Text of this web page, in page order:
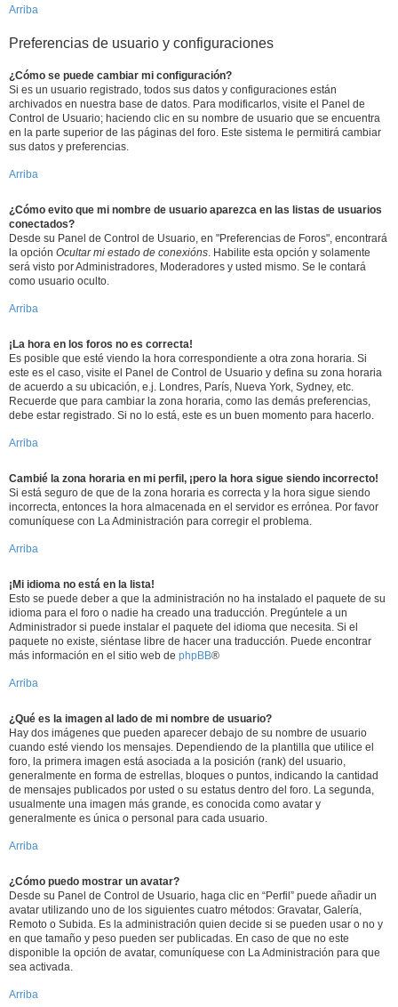
Arriba
Preferencias de usuario y configuraciones
¿Cómo se puede cambiar mi configuración?
Si es un usuario registrado, todos sus datos y configuraciones están
archivados en nuestra base de datos. Para modificarlos, visite el Panel de
Control de Usuario; haciendo clic en su nombre de usuario que se encuentra
en la parte superior de las páginas del foro. Este sistema le permitirá cambiar
sus datos y preferencias.
Arriba
¿Cómo evito que mi nombre de usuario aparezca en las listas de usuarios
conectados?
Desde su Panel de Control de Usuario, en "Preferencias de Foros", encontrará
la opción Ocultar mi estado de conexións. Habilite esta opción y solamente
será visto por Administradores, Moderadores y usted mismo. Se le contará
como usuario oculto.
Arriba
¡La hora en los foros no es correcta!
Es posible que esté viendo la hora correspondiente a otra zona horaria. Si
este es el caso, visite el Panel de Control de Usuario y defina su zona horaria
de acuerdo a su ubicación, e.j. Londres, París, Nueva York, Sydney, etc.
Recuerde que para cambiar la zona horaria, como las demás preferencias,
debe estar registrado. Si no lo está, este es un buen momento para hacerlo.
Arriba
Cambié la zona horaria en mi perfil, ¡pero la hora sigue siendo incorrecto!
Si está seguro de que de la zona horaria es correcta y la hora sigue siendo
incorrecta, entonces la hora almacenada en el servidor es errónea. Por favor
comuníquese con La Administración para corregir el problema.
Arriba
¡Mi idioma no está en la lista!
Esto se puede deber a que la administración no ha instalado el paquete de su
idioma para el foro o nadie ha creado una traducción. Pregúntele a un
Administrador si puede instalar el paquete del idioma que necesita. Si el
paquete no existe, siéntase libre de hacer una traducción. Puede encontrar
más información en el sitio web de phpBB®
Arriba
¿Qué es la imagen al lado de mi nombre de usuario?
Hay dos imágenes que pueden aparecer debajo de su nombre de usuario
cuando esté viendo los mensajes. Dependiendo de la plantilla que utilice el
foro, la primera imagen está asociada a la posición (rank) del usuario,
generalmente en forma de estrellas, bloques o puntos, indicando la cantidad
de mensajes publicados por usted o su estatus dentro del foro. La segunda,
usualmente una imagen más grande, es conocida como avatar y
generalmente es única o personal para cada usuario.
Arriba
¿Cómo puedo mostrar un avatar?
Desde su Panel de Control de Usuario, haga clic en “Perfil” puede añadir un
avatar utilizando uno de los siguientes cuatro métodos: Gravatar, Galería,
Remoto o Subida. Es la administración quien decide si se pueden usar o no y
en que tamaño y peso pueden ser publicadas. En caso de que no este
disponible la opción de avatar, comuníquese con La Administración para que
sea activada.
Arriba